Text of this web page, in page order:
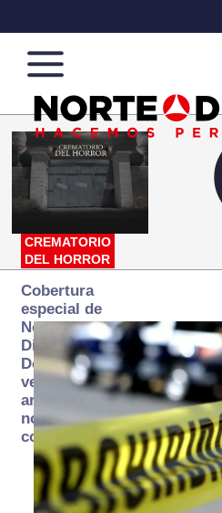
Norte
de
Ciudad
Más
que
noticias,
hacemos periodismo
CREMATORIO
DEL HORROR
Cobertura
especial de
Norte
Digital:
Donde la
verdad
arde… pero
no se
consume